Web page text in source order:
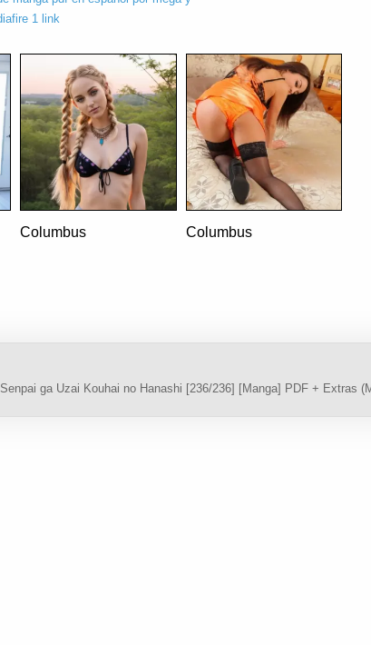
Columbus Columbus
Senpai ga Uzai Kouhai no Hanashi [236/236] [Manga] PDF + Extras